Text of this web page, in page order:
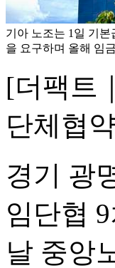
기아 노조는 1일 기본
을 요구하며 올해 임
[더팩트
단체협
경기 광
임단협
날 중앙